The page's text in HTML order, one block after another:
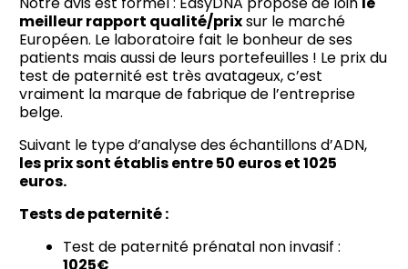
meilleur rapport qualité/prixsur le marché
Européen. Le laboratoire fait le bonheur de ses
patients mais aussi de leurs portefeuilles ! Le prix du
test de paternité est très avatageux, c’est
vraiment la marque de fabrique de l’entreprise
belge.
Suivant le type d’analyse des échantillons d’ADN,
les prix sont établis entre 50 euros et 1025
euros.
Tests de paternité :
Test de paternité prénatal non invasif :